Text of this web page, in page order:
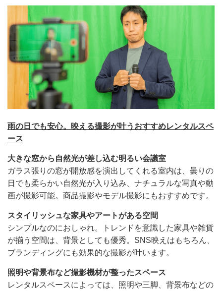
雨の日でも安心。映える撮影が叶うおすすめレンタルスペ
ース
大きな窓から自然光が差し込む明るい会議室
ガラス張りの窓が開放感を演出してくれる室内は、曇りの
日でも柔らかい自然光が入り込み、ナチュラルな写真や動
画が撮影可能。商品撮影やモデル撮影にもおすすめです。
スタイリッシュな家具やアートがある空間
シンプルなのにおしゃれ。トレンドを意識した家具や雑貨
が揃う空間は、背景としても優秀。SNS映えはもちろん、
ブランディングにも効果的な撮影が叶います。
照明や背景布など撮影機材が整ったスペース
レンタルスペースによっては、照明や三脚、背景布などの